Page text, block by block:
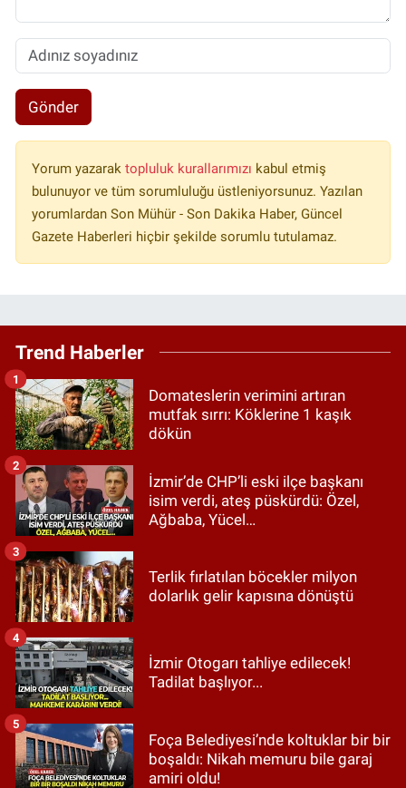
Gönder
Yorum yazarak topluluk kurallarımızı kabul etmiş
bulunuyor ve tüm sorumluluğu üstleniyorsunuz. Yazılan
yorumlardan Son Mühür - Son Dakika Haber, Güncel
Gazete Haberleri hiçbir şekilde sorumlu tutulamaz.
Trend Haberler
Domateslerin verimini artıran
mutfak sırrı: Köklerine 1 kaşık
dökün
1
İzmir’de CHP’li eski ilçe başkanı
isim verdi, ateş püskürdü: Özel,
Ağbaba, Yücel…
2
Terlik fırlatılan böcekler milyon
dolarlık gelir kapısına dönüştü
3
İzmir Otogarı tahliye edilecek!
Tadilat başlıyor...
4
Foça Belediyesi’nde koltuklar bir bir
boşaldı: Nikah memuru bile garaj
amiri oldu!
5